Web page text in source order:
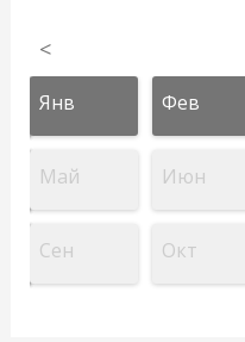
<
Янв Фев
Май Июн
Сен Окт